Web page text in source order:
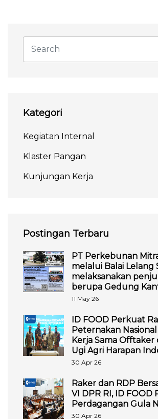
Kategori
Kegiatan Internal
Klaster Pangan
Kunjungan Kerja
Postingan Terbaru
PT Perkebunan
melalui Balai Lelang
melaksanakan
berupa Gedung
11 May 26
ID FOOD Perkuat
Peternakan
Kerja Sama Offtaker
Ugi Agri Harapan
30 Apr 26
Raker dan RDP
VI DPR RI, ID FOOD
Perdagangan Gula
30 Apr 26